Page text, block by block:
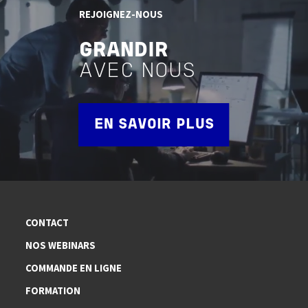
REJOIGNEZ-NOUS
GRANDIR
AVEC NOUS
EN SAVOIR PLUS
CONTACT
NOS WEBINARS
COMMANDE EN LIGNE
FORMATION